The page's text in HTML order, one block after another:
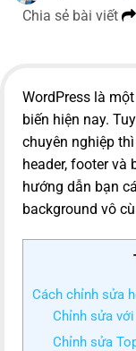
Chia sẻ bài viết
WordPress là
biến hiện nay.
chuyên nghiệp
header, footer và
hướng dẫn bạn
background vô
Cách chỉnh sửa
Chỉnh sửa
Chỉnh sửa